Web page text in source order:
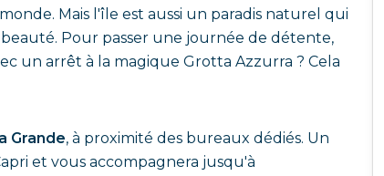
Mais l'île est aussi un paradis naturel qui
Pour passer une journée de détente,
un arrêt à la magique Grotta Azzurra ? Cela
Grande, à proximité des bureaux dédiés. Un
et vous accompagnera jusqu'à